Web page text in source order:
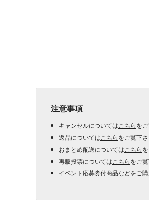
注意事項
キャンセルについては こちらをご
返品については こちらをご覧下さ
おまとめ配送については こちら
再販投票については こちらをご覧
イベント応募券付商品などをご